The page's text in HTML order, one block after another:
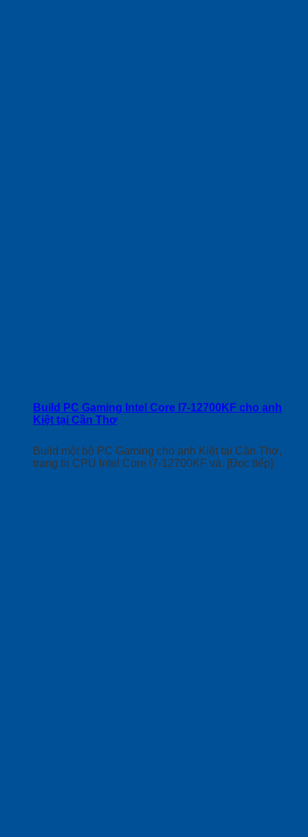
Build PC Gaming Intel Core I7-12700KF cho anh
Kiệt tại Cần Thơ
Build một bộ PC Gaming cho anh Kiệt tại Cần Thơ,
trang bị CPU Intel Core i7-12700KF và. [Đọc tiếp]